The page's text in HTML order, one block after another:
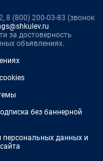
8 (800) 200-03-83 (звонок
за достоверность
объявлениях.
без баннерной
персональных данных и